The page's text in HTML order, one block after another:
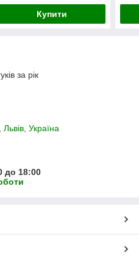
Купити
за рік
Україна
до 18:00